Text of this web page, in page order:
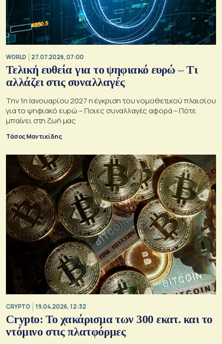
WORLD 27.07.2026, 07:00
Τελική ευθεία για το ψηφιακό ευρώ – Τι
αλλάζει στις συναλλαγές
Την 1η Ιανουαρίου 2027 η έγκριση του νομοθετικού πλαισίου
για το ψηφιακό ευρώ – Ποιες συναλλαγές αφορά – Πότε
μπαίνει στη ζωή μας
Τάσος Μαντικίδης
CRYPTO 19.04.2026, 12:32
Crypto: Το χακάρισμα των 300 εκατ. και το
ντόμινο στις πλατφόρμες